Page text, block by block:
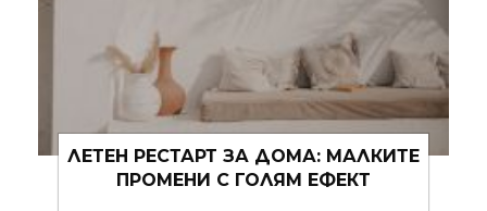
BUTTER YELLOW, CHERRY RED: КАК
ХРАНАТА СЛЕДВА МОДАТА